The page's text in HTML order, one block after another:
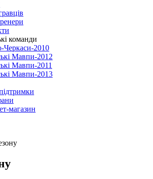
команди
Черкаси-2010
Мавпи-2012
Мавпи-2011
Мавпи-2013
магазин